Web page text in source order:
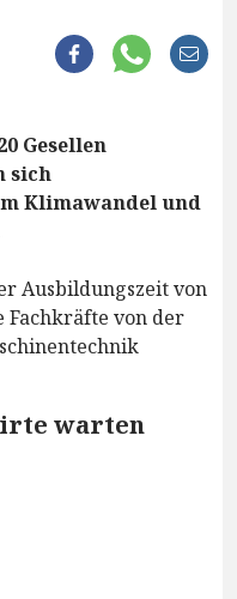
Gesellen
sich
Klimawandel und
Ausbildungszeit von
Fachkräfte von der
warten